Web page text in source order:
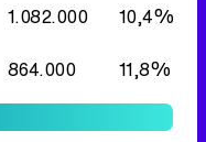
318.000
3,5%
296.000
2,8%
243.000 2,8%